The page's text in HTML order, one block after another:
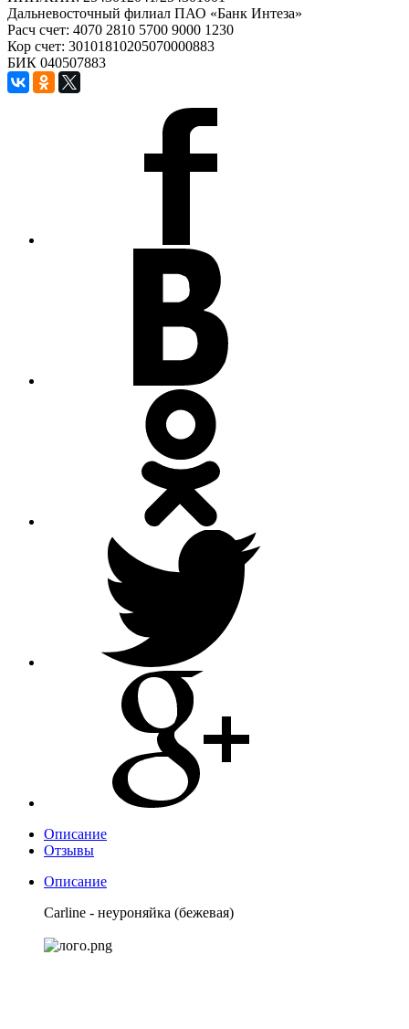
Дальневосточный филиал ПАО «Банк Интеза»
Расч счет: 4070 2810 5700 9000 1230
Кор счет: 30101810205070000883
БИК 040507883
Описание
Отзывы
Описание
Carline - неуроняйка (бежевая)